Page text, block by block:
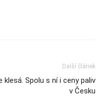
Další článek
klesá. Spolu s ní i ceny paliv
v Česku